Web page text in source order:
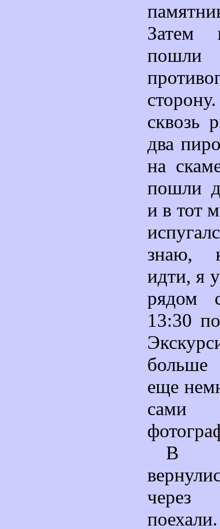
Затем
сквозь
два
на
пошли
и в тот
знаю,
идти, я
рядом
13:30
еще
В